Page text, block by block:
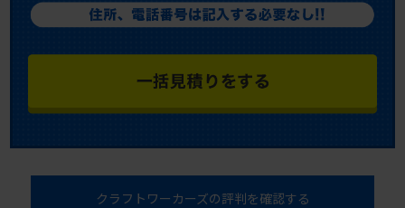
クラフトワーカーズの評判を確認する